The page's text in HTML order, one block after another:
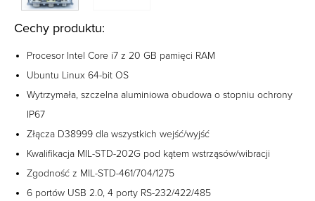
Cechy produktu:
Procesor Intel Core i7 z 20 GB pamięci RAM
Ubuntu Linux 64-bit OS
Wytrzymała, szczelna aluminiowa obudowa o stopniu ochrony
IP67
Złącza D38999 dla wszystkich wejść/wyjść
Kwalifikacja MIL-STD-202G pod kątem wstrząsów/wibracji
Zgodność z MIL-STD-461/704/1275
6 portów USB 2.0, 4 porty RS-232/422/485